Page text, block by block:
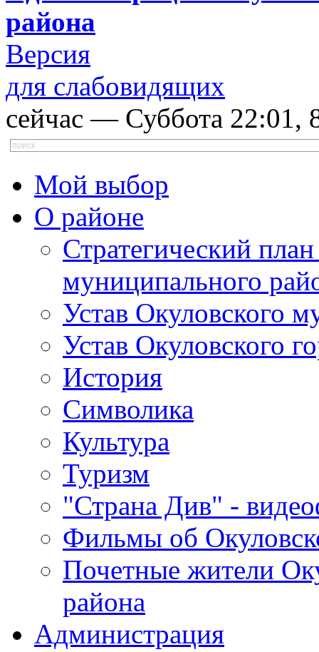
района
Версия
для слабовидящих
сейчас — Суббота 22:01,
Мой выбор
О районе
Стратегический
муниципального
Устав Окуловского
Устав Окуловского
История
Символика
Культура
Туризм
"Страна Див" -
Фильмы об
Почетные жители
района
Администрация